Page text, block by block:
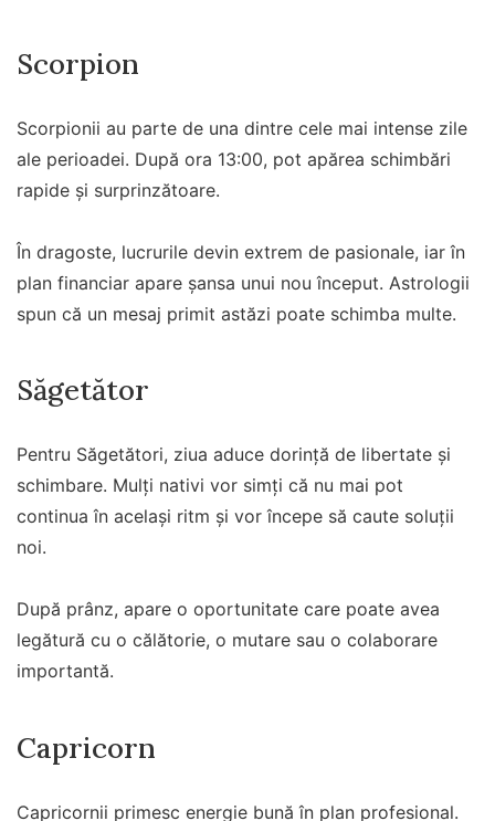
Scorpion
Scorpionii au parte de una dintre cele mai intense zile
ale perioadei. După ora 13:00, pot apărea schimbări
rapide și surprinzătoare.
În dragoste, lucrurile devin extrem de pasionale, iar în
plan financiar apare șansa unui nou început. Astrologii
spun că un mesaj primit astăzi poate schimba multe.
Săgetător
Pentru Săgetători, ziua aduce dorință de libertate și
schimbare. Mulți nativi vor simți că nu mai pot
continua în același ritm și vor începe să caute soluții
noi.
După prânz, apare o oportunitate care poate avea
legătură cu o călătorie, o mutare sau o colaborare
importantă.
Capricorn
Capricornii primesc energie bună în plan profesional.